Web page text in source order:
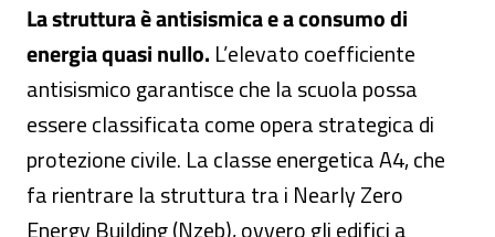
La struttura è antisismica e a consumo di
energia quasi nullo. L’elevato coefficiente
antisismico garantisce che la scuola possa
essere classificata come opera strategica di
protezione civile. La classe energetica A4, che
fa rientrare la struttura tra i Nearly Zero
Energy Building (Nzeb), ovvero gli edifici a